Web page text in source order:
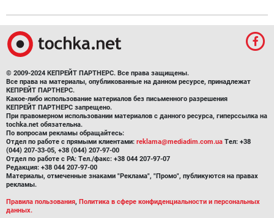
© 2009-2024 КЕПРЕЙТ ПАРТНЕРС. Все права защищены.
Все права на материалы, опубликованные на данном ресурсе, принадлежат
КЕПРЕЙТ ПАРТНЕРС.
Какое-либо использование материалов без письменного разрешения
КЕПРЕЙТ ПАРТНЕРС запрещено.
При правомерном использовании материалов с данного ресурса, гиперссылка на
tochka.net обязательна.
По вопросам рекламы обращайтесь:
Отдел по работе с прямыми клиентами: reklama@mediadim.com.ua Тел: +38
(044) 207-33-05, +38 (044) 207-97-00
Отдел по работе с РА: Тел./факс: +38 044 207-97-07
Редакция: +38 044 207-97-00
Материалы, отмеченные знаками "Реклама", "Промо", публикуются на правах
рекламы.
Правила пользования, Политика в сфере конфиденциальности и персональных
данных.